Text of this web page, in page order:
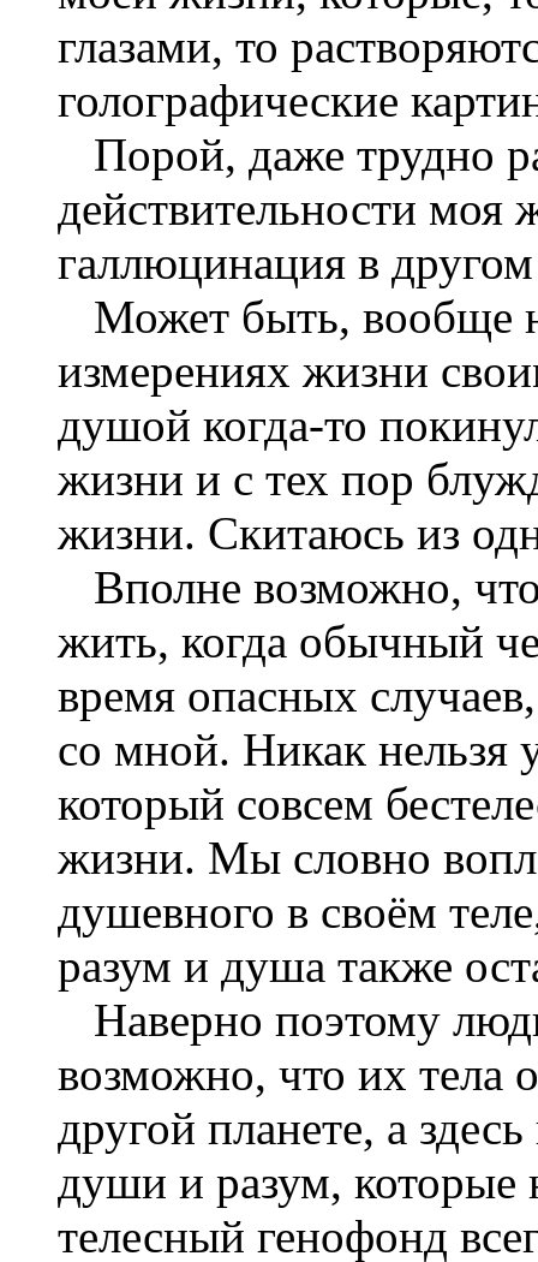
глазами, то
голографические
Порой, даже трудно
действительности моя
галлюцинация в
Может быть, вообще
измерениях жизни
душой когда-то
жизни и с тех пор
жизни. Скитаюсь из
Вполне возможно,
жить, когда обычный
время опасных
со мной. Никак нельзя
который совсем
жизни. Мы словно
душевного в своём
разум и душа также
Наверно поэтому
возможно, что их тела
другой планете, а
души и разум, которые
телесный генофонд